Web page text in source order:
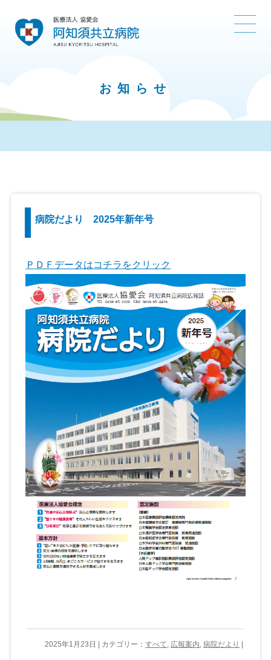
お知らせ
病院だより 2025年新年号
ＰＤＦデータはコチラをクリック
2025年1月23日 | カテゴリー：すべて, 広報案内,病院だより